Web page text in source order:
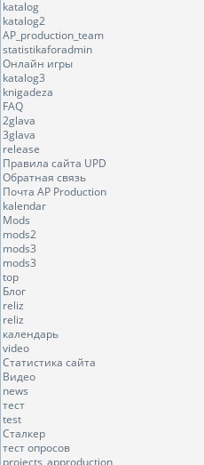
katalog
katalog2
AP_production_team
statistikaforadmin
Онлайн игры
katalog3
knigadeza
FAQ
2glava
3glava
release
Правила сайта UPD
Обратная связь
Почта AP Production
kalendar
Mods
mods2
mods3
mods3
top
Блог
reliz
reliz
календарь
video
Статистика сайта
Видео
news
тест
test
Сталкер
тест опросов
projects_approduction